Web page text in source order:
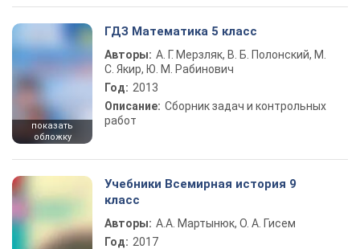
показать
обложку
ГДЗ Математика 5 класс
Авторы: А. Г. Мерзляк, В. Б. Полонский, М.
С. Якир, Ю. М. Рабинович
Год: 2013
Описание: Сборник задач и контрольных
работ
Учебники Всемирная история 9
класс
Авторы: А.А. Мартынюк, О. А. Гисем
Год: 2017